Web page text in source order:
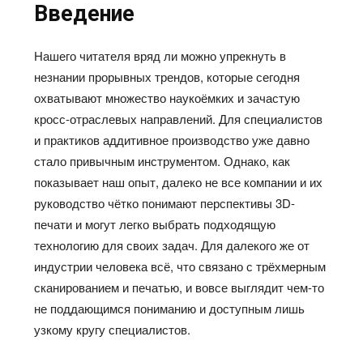
Введение
Нашего читателя вряд ли можно упрекнуть в
незнании прорывных трендов, которые сегодня
охватывают множество наукоёмких и зачастую
кросс-отраслевых направлений. Для специалистов
и практиков аддитивное производство уже давно
стало привычным инструментом. Однако, как
показывает наш опыт, далеко не все компании и их
руководство чётко понимают перспективы 3D-
печати и могут легко выбрать подходящую
технологию для своих задач. Для далекого же от
индустрии человека всё, что связано с трёхмерным
сканированием и печатью, и вовсе выглядит чем-то
не поддающимся пониманию и доступным лишь
узкому кругу специалистов.